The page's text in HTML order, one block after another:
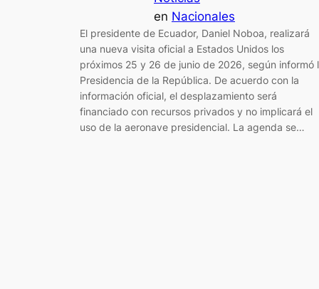
en Nacionales
El presidente de Ecuador, Daniel Noboa, realizará
una nueva visita oficial a Estados Unidos los
próximos 25 y 26 de junio de 2026, según informó
Presidencia de la República. De acuerdo con la
información oficial, el desplazamiento será
financiado con recursos privados y no implicará el
uso de la aeronave presidencial. La agenda se…